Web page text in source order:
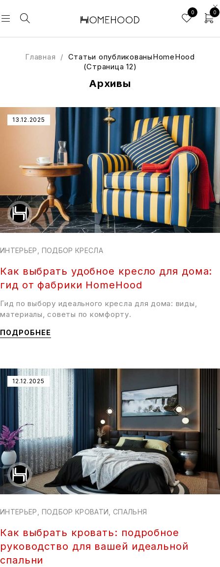
0 0
Архивы
Главная / Статьи опубликованыHomeHood
(Страница 12)
13.12.2025
ИНТЕРЬЕР ПОДБОР КРЕСЛА
Как выбрать удобное кресло для дома:
гид от фабрики HomeHood
Гид по выбору идеального кресла для дома: виды,
материалы, советы по комфорту.
ПОДРОБНЕЕ
12.12.2025
ИНТЕРЬЕР ПОДБОР КРОВАТИ СПАЛЬНЯ
Как выбрать кровать: подробное
руководство для вашей идеальной
спальни